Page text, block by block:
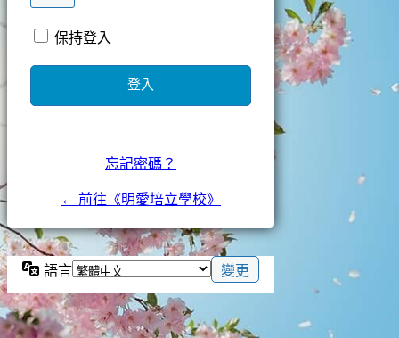
保持登入
忘記密碼？
← 前往《明愛培立學校》
語言